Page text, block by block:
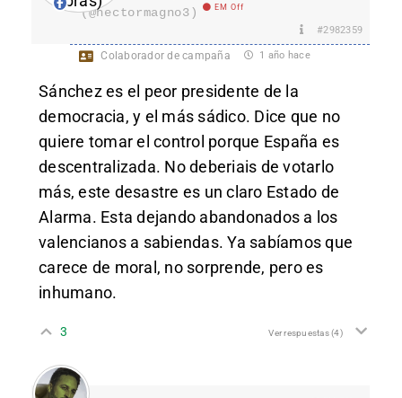
(@hectormagno3)
EM Off
#2982359
Colaborador de campaña 1 año hace
Sánchez es el peor presidente de la
democracia, y el más sádico. Dice que no
quiere tomar el control porque España es
descentralizada. No deberiais de votarlo
más, este desastre es un claro Estado de
Alarma. Esta dejando abandonados a los
valencianos a sabiendas. Ya sabíamos que
carece de moral, no sorprende, pero es
inhumano.
3 Ver respuestas(4)